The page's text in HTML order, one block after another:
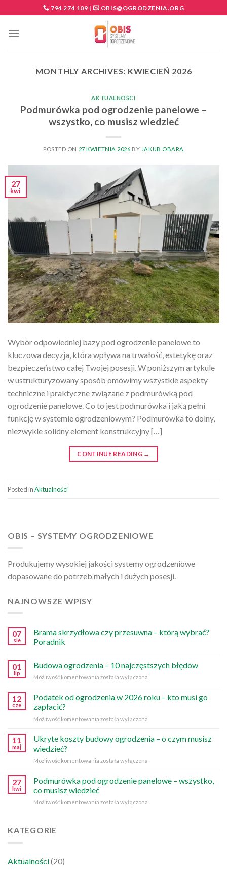
to
content
794 274 109 | OBIS@OGRODZENIA.ORG
MONTHLY ARCHIVES: KWIECIEŃ 2026
AKTUALNOŚCI
Podmurówka pod ogrodzenie panelowe –
wszystko, co musisz wiedzieć
POSTED ON 27 KWIETNIA 2026 BY JAKUB OBARA
27
kwi
Wybór odpowiedniej bazy pod ogrodzenie panelowe to
kluczowa decyzja, która wpływa na trwałość, estetykę oraz
bezpieczeństwo całej Twojej posesji. W poniższym artykule
w ustrukturyzowany sposób omówimy wszystkie aspekty
techniczne i praktyczne związane z podmurówką pod
ogrodzenie panelowe. Co to jest podmurówka i jaką pełni
funkcję w systemie ogrodzeniowym? Podmurówka to dolny,
niezwykle solidny element konstrukcyjny […]
CONTINUE READING →
Posted inAktualności
OBIS – SYSTEMY OGRODZENIOWE
Produkujemy wysokiej jakości systemy ogrodzeniowe
dopasowane do potrzeb małych i dużych posesji.
NAJNOWSZE WPISY
07
sie
Brama skrzydłowa czy przesuwna – którą wybrać?
Poradnik
01
lip
Budowa ogrodzenia – 10 najczęstszych błędów
Możliwość komentowania Budowa
błędów
została wyłączona
12
cze
Podatek od ogrodzenia w 2026 roku – kto musi go
zapłacić?
Możliwość komentowania Podatek
roku
kto
zapłacić?
została wyłączona
11
maj
Ukryte koszty budowy ogrodzenia – o czym musisz
wiedzieć?
Możliwość komentowania Ukryte
budowy
ogrodzenia
o
została wyłączona
27
kwi
Podmurówka pod ogrodzenie panelowe – wszystko,
co musisz wiedzieć
Możliwość komentowania Podmurówka
została wyłączona
KATEGORIE
Aktualności(20)